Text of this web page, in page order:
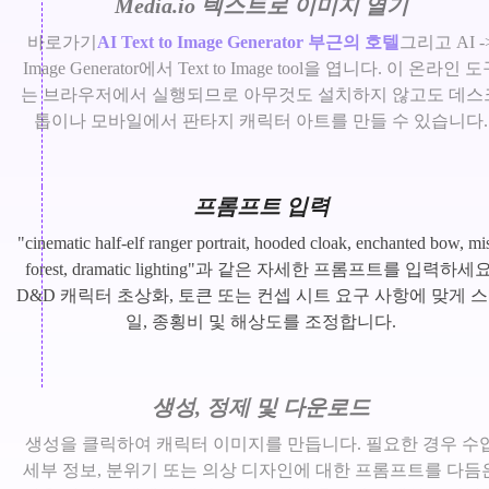
Media.io 텍스트로 이미지 열기
바로가기 AI Text to Image Generator 부근의 호텔 그리고 AI -
Image Generator에서 Text to Image tool을 엽니다. 이 온라인 도
는 브라우저에서 실행되므로 아무것도 설치하지 않고도 데스
톱이나 모바일에서 판타지 캐릭터 아트를 만들 수 있습니다.
프롬프트 입력
"cinematic half-elf ranger portrait, hooded cloak, enchanted bow,
forest, dramatic lighting"과 같은 자세한 프롬프트를 입력하세
D&D 캐릭터 초상화, 토큰 또는 컨셉 시트 요구 사항에 맞게
일, 종횡비 및 해상도를 조정합니다.
생성, 정제 및 다운로드
생성을 클릭하여 캐릭터 이미지를 만듭니다. 필요한 경우 수
세부 정보, 분위기 또는 의상 디자인에 대한 프롬프트를 다듬